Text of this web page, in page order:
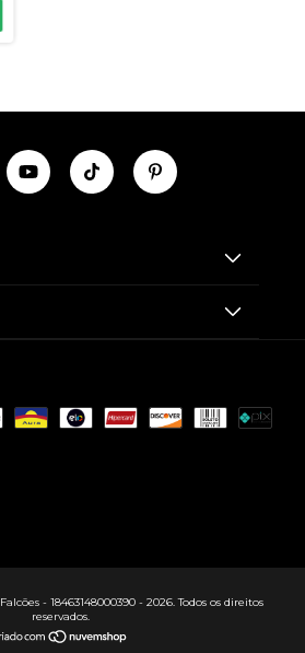
- 18463148000390 - 2026. Todos os direitos
reservados.